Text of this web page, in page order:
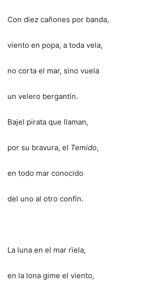
Con diez cañones por banda,
viento en popa, a toda vela,
no corta el mar, sino vuela
un velero bergantín.
Bajel pirata que llaman,
por su bravura, el Temido,
en todo mar conocido
del uno al otro confín.
La luna en el mar rïela,
en la lona gime el viento,